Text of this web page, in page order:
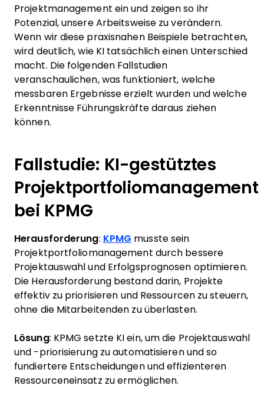
Projektmanagement ein und zeigen so ihr
Potenzial, unsere Arbeitsweise zu verändern.
Wenn wir diese praxisnahen Beispiele betrachten,
wird deutlich, wie KI tatsächlich einen Unterschied
macht. Die folgenden Fallstudien
veranschaulichen, was funktioniert, welche
messbaren Ergebnisse erzielt wurden und welche
Erkenntnisse Führungskräfte daraus ziehen
können.
Fallstudie: KI-gestütztes
Projektportfoliomanagement
bei KPMG
Herausforderung: KPMG musste sein
Projektportfoliomanagement durch bessere
Projektauswahl und Erfolgsprognosen optimieren.
Die Herausforderung bestand darin, Projekte
effektiv zu priorisieren und Ressourcen zu steuern,
ohne die Mitarbeitenden zu überlasten.
Lösung: KPMG setzte KI ein, um die Projektauswahl
und -priorisierung zu automatisieren und so
fundiertere Entscheidungen und effizienteren
Ressourceneinsatz zu ermöglichen.